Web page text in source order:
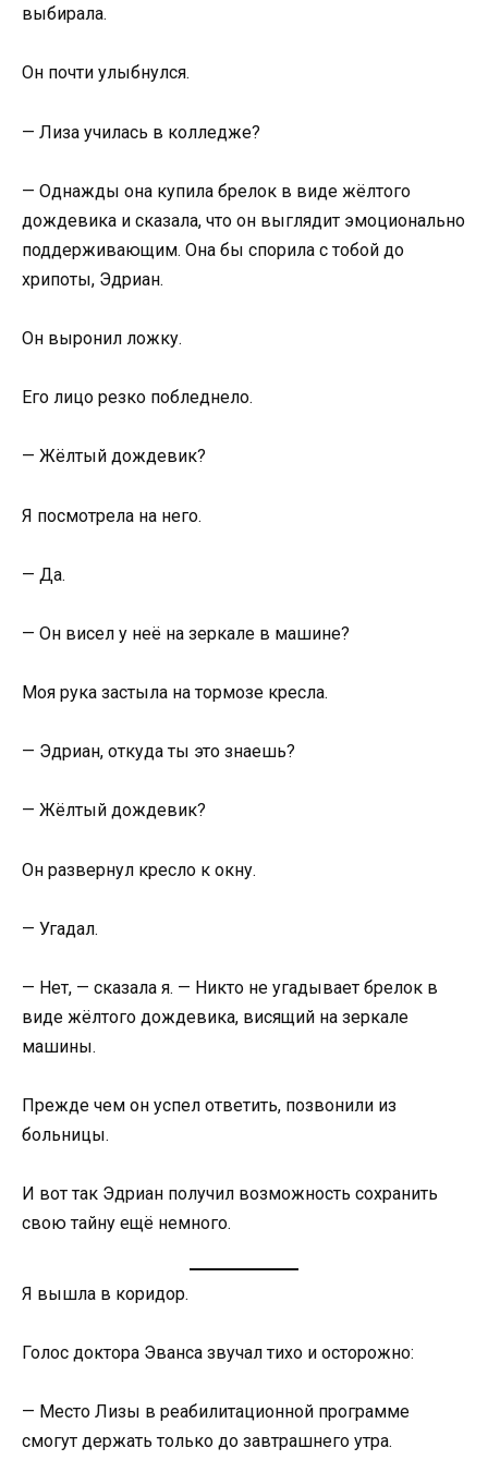
выбирала.
Он почти улыбнулся.
— Лиза училась в колледже?
— Однажды она купила брелок в виде жёлтого
дождевика и сказала, что он выглядит эмоционально
поддерживающим. Она бы спорила с тобой до
хрипоты, Эдриан.
Он выронил ложку.
Его лицо резко побледнело.
— Жёлтый дождевик?
Я посмотрела на него.
— Да.
— Он висел у неё на зеркале в машине?
Моя рука застыла на тормозе кресла.
— Эдриан, откуда ты это знаешь?
— Жёлтый дождевик?
Он развернул кресло к окну.
— Угадал.
— Нет, — сказала я. — Никто не угадывает брелок в
виде жёлтого дождевика, висящий на зеркале
машины.
Прежде чем он успел ответить, позвонили из
больницы.
И вот так Эдриан получил возможность сохранить
свою тайну ещё немного.
Я вышла в коридор.
Голос доктора Эванса звучал тихо и осторожно:
— Место Лизы в реабилитационной программе
смогут держать только до завтрашнего утра.